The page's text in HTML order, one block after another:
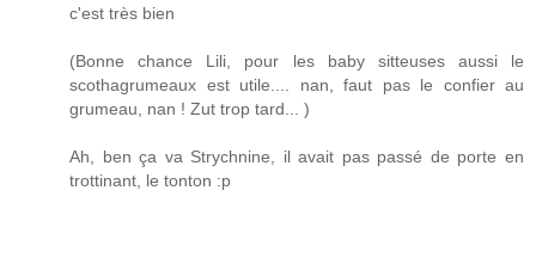
c'est très bien
(Bonne chance Lili, pour les baby sitteuses aussi le
scothagrumeaux est utile.... nan, faut pas le confier au
grumeau, nan ! Zut trop tard... )
Ah, ben ça va Strychnine, il avait pas passé de porte en
trottinant, le tonton :p